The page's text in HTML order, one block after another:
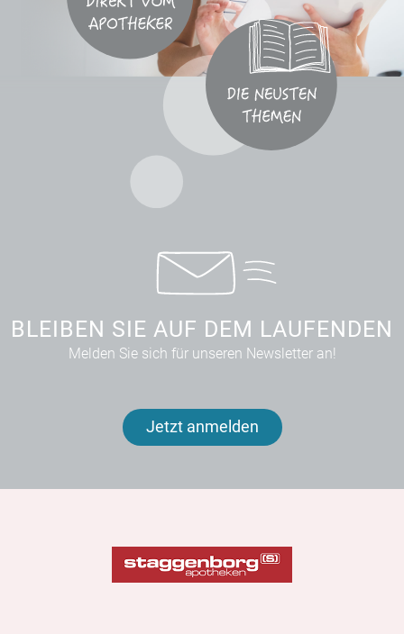
BLEIBEN SIE AUF DEM LAUFENDEN
Melden Sie sich für unseren Newsletter an!
Jetzt anmelden